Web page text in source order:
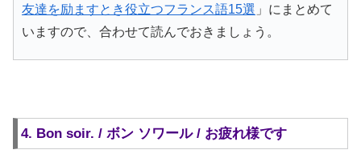
友達を励ますとき役立つフランス語15選 」にまとめて
いますので、合わせて読んでおきましょう。
4. Bon soir. / ボン ソワール / お疲れ様です